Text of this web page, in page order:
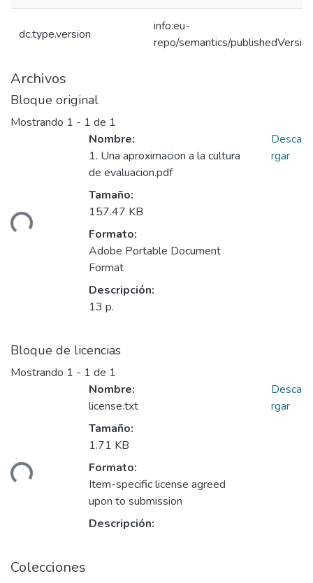
dc.type.version
info:eu-
repo/semantics/publishedVersion
Archivos
Bloque original
Mostrando 1 - 1 de 1
Nombre:
1. Una aproximacion a la cultura
de evaluacion.pdf
Tamaño:
157.47 KB
Formato:
Adobe Portable Document
Format
Descripción:
13 p.
Desca
rgar
Bloque de licencias
Mostrando 1 - 1 de 1
Nombre:
license.txt
Tamaño:
1.71 KB
Formato:
Item-specific license agreed
upon to submission
Descripción:
Desca
rgar
Colecciones